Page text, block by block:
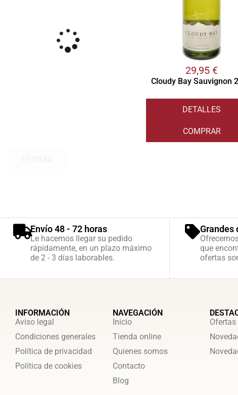
29,95 €
Cloudy Bay Sauvignon
DETALLES
COMPRAR
Envío 48 - 72 horas
Le hacemos llegar su pedido
rápidamente, en un plazo máximo
de 2 - 3 días laborables.
Grandes
que
ofertas
INFORMACIÓN
Aviso legal
Condiciones generales
Política de privacidad
Política de cookies
NAVEGACIÓN
Inicio
Tienda online
Quienes somos
Contacto
Blog
Ofertas